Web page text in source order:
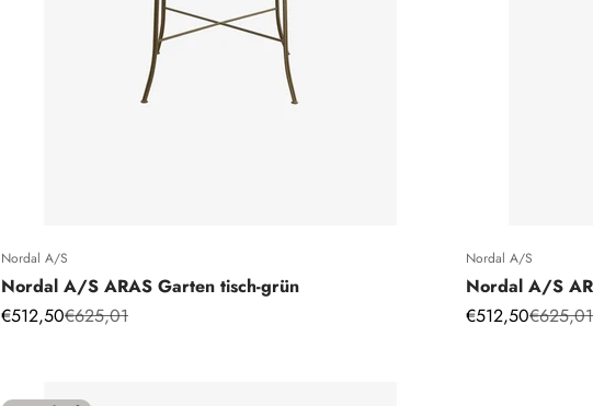
Nordal A/S
Nordal A/S ARAS Garten tisch-grün
Angebot
€512,50Regulärer Preis
€625,01
Nordal A/S
Nordal A/S
Angebot
€512,50€625,01